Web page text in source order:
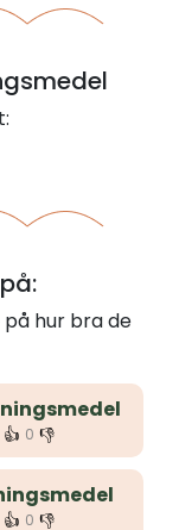
hur bra de
👍 0 👎
👍 0 👎